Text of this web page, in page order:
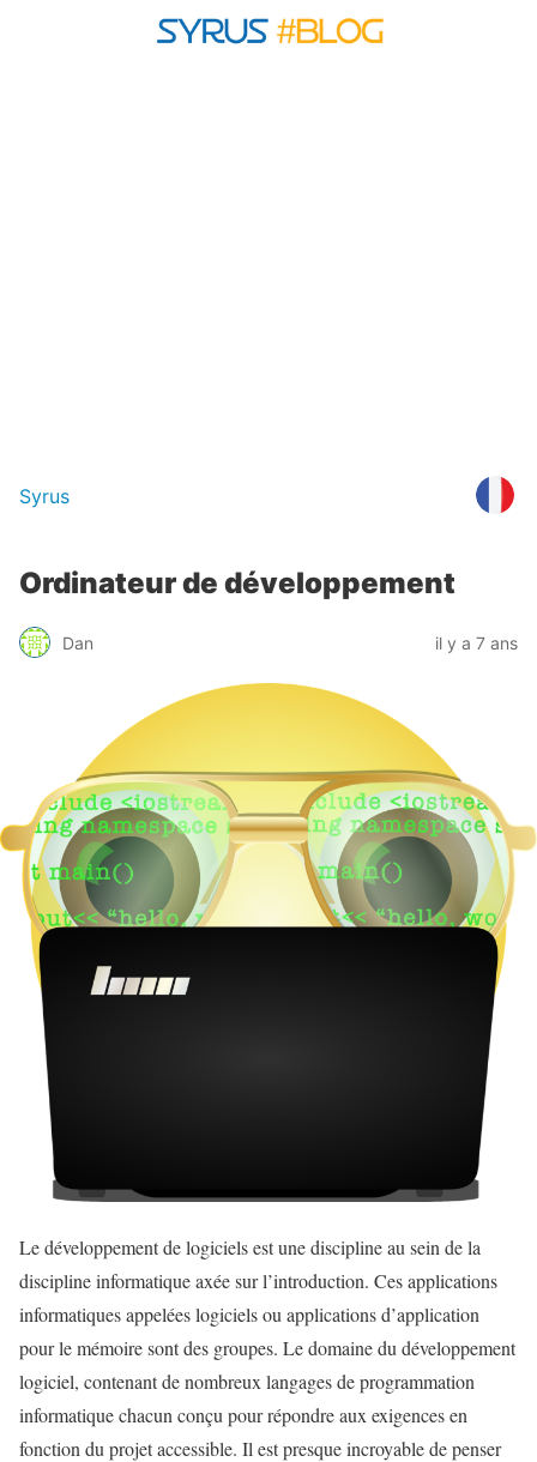
Syrus
Ordinateur de développement
Dan il y a 7 ans
Le développement de logiciels est une discipline au sein de la
discipline informatique axée sur l’introduction. Ces applications
informatiques appelées logiciels ou applications d’application
pour le mémoire sont des groupes. Le domaine du développement
logiciel, contenant de nombreux langages de programmation
informatique chacun conçu pour répondre aux exigences en
fonction du projet accessible. Il est presque incroyable de penser